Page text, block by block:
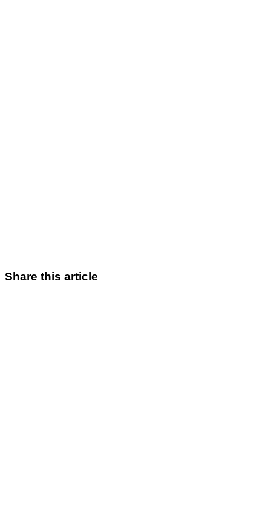
Share this article